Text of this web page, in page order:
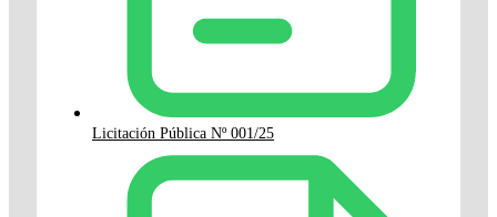
Licitación Pública Nº 001/25